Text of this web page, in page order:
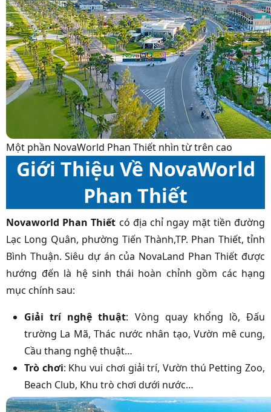
Một phần NovaWorld Phan Thiết nhìn từ trên cao
Giới Thiệu Về NovaWorld
Phan Thiết
Novaworld Phan Thiết có địa chỉ ngay mặt tiền đường
Lạc Long Quân, phường Tiến Thành,TP. Phan Thiết, tỉnh
Bình Thuận.Siêu dự án của NovaLand Phan Thiết được
hướng đến là hệ sinh thái hoàn chỉnh gồm các hạng
mục chính sau:
Giải trí nghệ thuật: Vòng quay khổng lồ, Đấu
trường La Mã, Thác nước nhân tạo, Vườn mê cung,
Cầu thang nghệ thuật…
Trò chơi: Khu vui chơi giải trí, Vườn thú Petting Zoo,
Beach Club, Khu trò chơi dưới nước…